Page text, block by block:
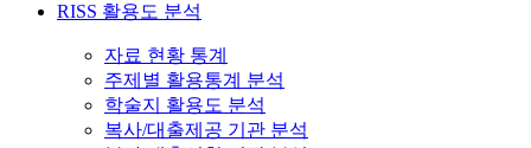
RISS 활용도 분석
자료 현황 통계
주제별 활용통계 분석
학술지 활용도 분석
복사/대출제공 기관 분석